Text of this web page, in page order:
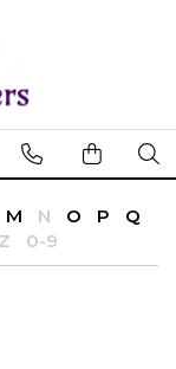
M N O P
Q
Z 0-9